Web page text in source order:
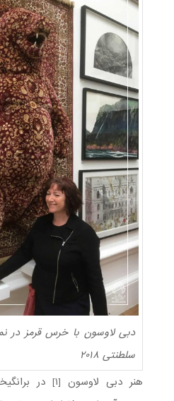
دبی لاوسون با خرس قرمز در
سلطنتی ۲۰۱۸
هنر دبی لاوسون